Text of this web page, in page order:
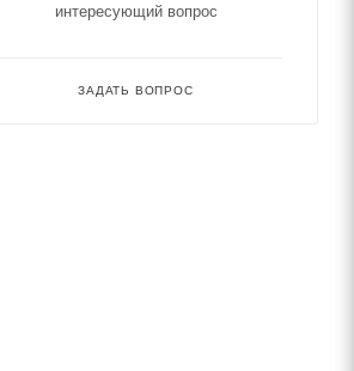
интересующий вопрос
ЗАДАТЬ ВОПРОС